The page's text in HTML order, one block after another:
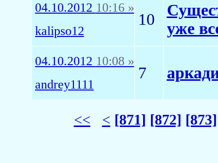
04.10.2012 10:16 »
kalipso12
10
уже
04.10.2012 10:08 »
andrey1111
7
<< < [871] [872] [873]